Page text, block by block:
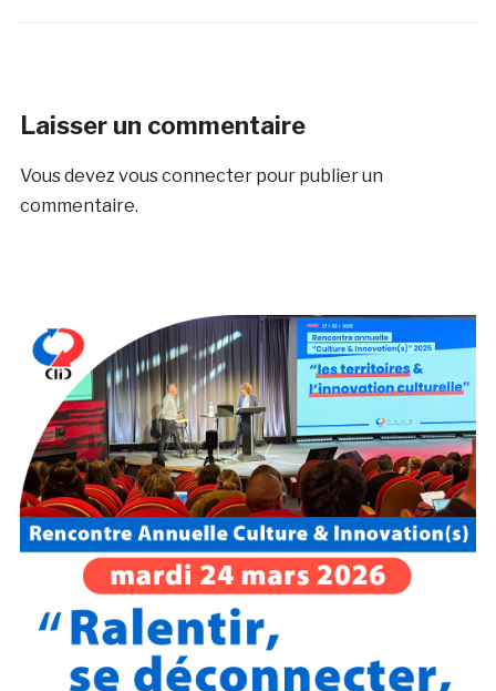
Laisser un commentaire
Vous devezvous connecterpour publier un
commentaire.